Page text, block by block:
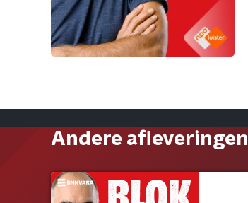
Andere afleveringen